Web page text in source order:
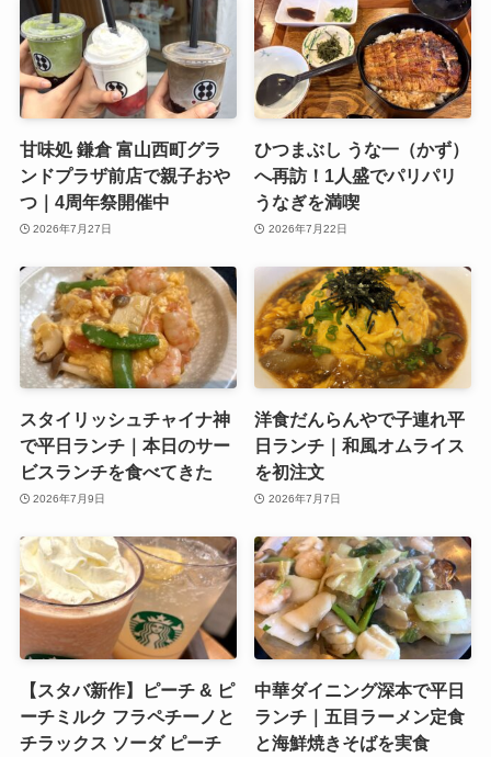
甘味処 鎌倉 富山西町グラ
ンドプラザ前店で親子おや
つ｜4周年祭開催中
2026年7月27日
ひつまぶし うな一（かず）
へ再訪！1人盛でパリパリ
うなぎを満喫
2026年7月22日
スタイリッシュチャイナ神
で平日ランチ｜本日のサー
ビスランチを食べてきた
2026年7月9日
洋食だんらんやで子連れ平
日ランチ｜和風オムライス
を初注文
2026年7月7日
【スタバ新作】ピーチ & ピ
ーチミルク フラペチーノと
チラックス ソーダ ピーチ
中華ダイニング深本で平日
ランチ｜五目ラーメン定食
と海鮮焼きそばを実食